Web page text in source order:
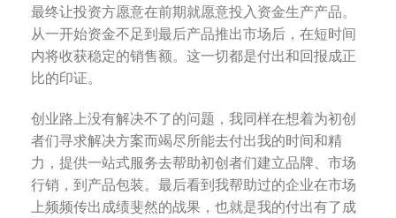
最终让投资方愿意在前期就愿意投入资金生产产品。
从一开始资金不足到最后产品推出市场后，在短时间
内将收获稳定的销售额。这一切都是付出和回报成正
比的印证。
创业路上没有解决不了的问题，我同样在想着为初创
者们寻求解决方案而竭尽所能去付出我的时间和精
力，提供一站式服务去帮助初创者们建立品牌、市场
行销，到产品包装。最后看到我帮助过的企业在市场
上频频传出成绩斐然的战果，也就是我的付出有了成